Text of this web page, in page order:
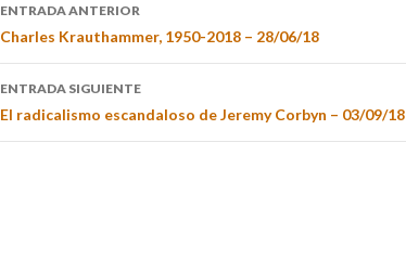
ENTRADA ANTERIOR
Charles Krauthammer, 1950-2018 – 28/06/18
ENTRADA SIGUIENTE
El radicalismo escandaloso de Jeremy Corbyn – 03/09/18